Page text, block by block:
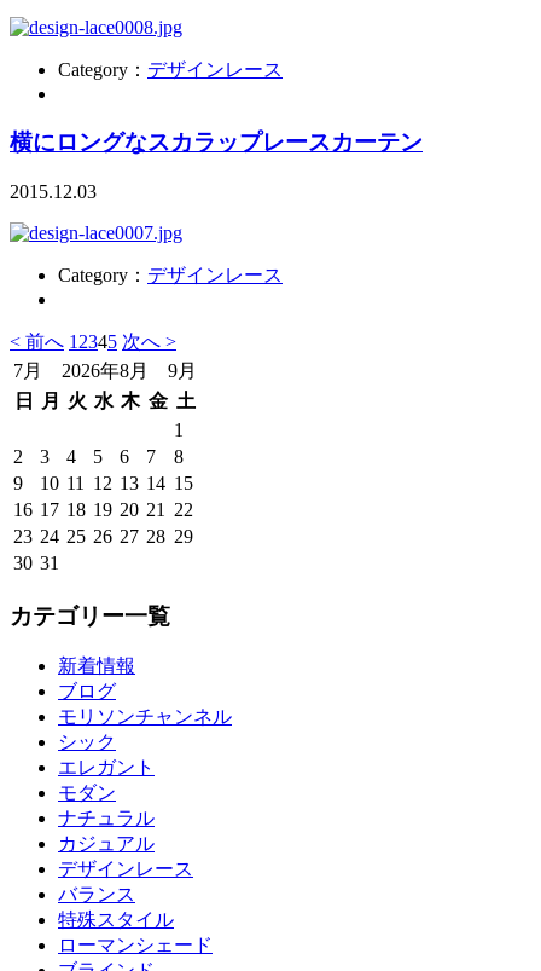
Category： デザインレース
横にロングなスカラップレースカーテン
2015.12.03
Category： デザインレース
< 前へ 1 2345 次へ >
7月 2026年8月 9月
日
月 火 水 木 金 土
1
2
3 4 5 6 7
8
9
10 11 12 13 14 15
16 17 18 19 20 21
22
23 24 25 26 27 28 29
30 31
カテゴリー一覧
新着情報
ブログ
モリソンチャンネル
シック
エレガント
モダン
ナチュラル
カジュアル
デザインレース
バランス
特殊スタイル
ローマンシェード